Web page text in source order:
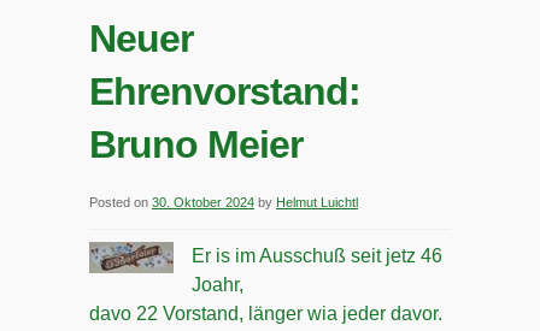
Neuer
Ehrenvorstand:
Bruno Meier
Posted on 30. Oktober 2024 by Helmut Luichtl
Er is im Ausschuß seit jetz 46
Joahr,
davo 22 Vorstand, länger wia jeder davor.